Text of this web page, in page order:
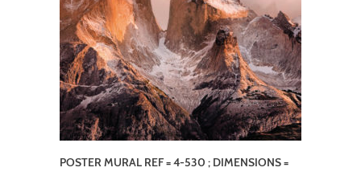
POSTER MURAL REF = 4-530 ; DIMENSIONS =